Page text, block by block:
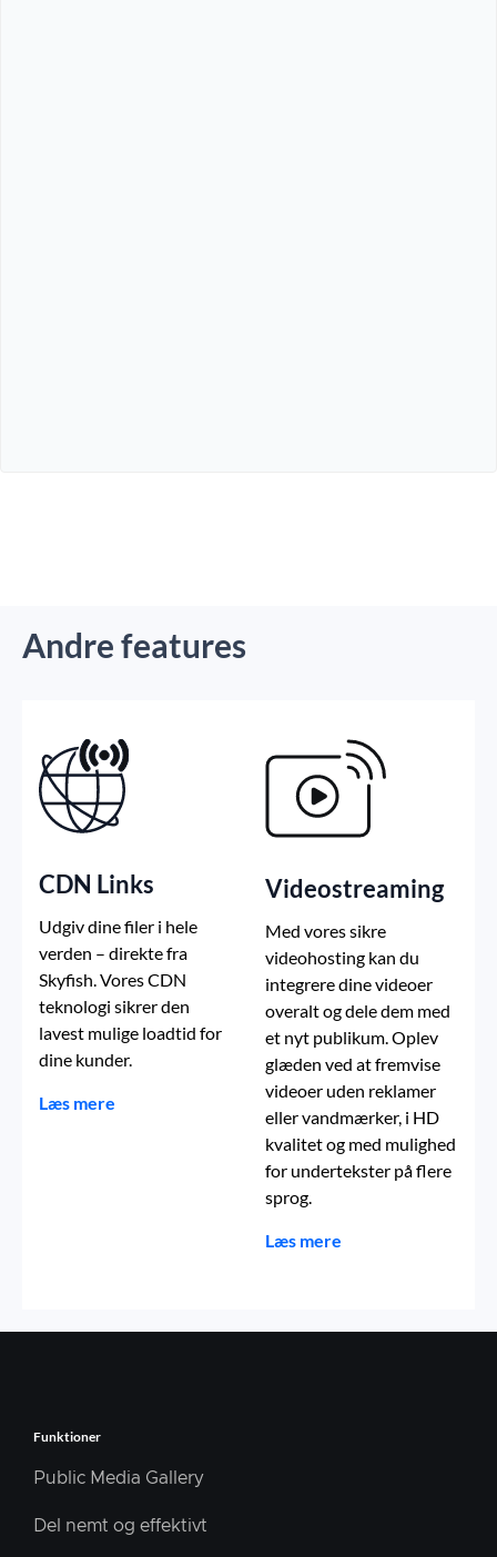
Andre features
CDN Links
Udgiv dine filer i hele
verden – direkte fra
Skyfish. Vores CDN
teknologi sikrer den
lavest mulige loadtid for
dine kunder.
Læs mere
Videostreaming
Med vores sikre
videohosting kan du
integrere dine videoer
overalt og dele dem med
et nyt publikum. Oplev
glæden ved at fremvise
videoer uden reklamer
eller vandmærker, i HD
kvalitet og med mulighed
for undertekster på flere
sprog.
Læs mere
Funktioner
Public Media Gallery
Del nemt og effektivt